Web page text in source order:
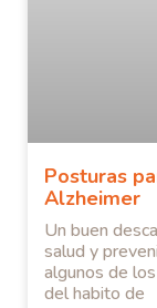
Posturas
Alzheimer
Un buen
salud y
algunos de
del habito de